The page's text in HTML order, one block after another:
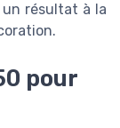
résultat à la
pour